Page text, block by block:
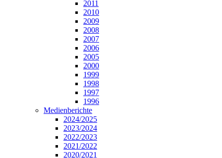
2011
2010
2009
2008
2007
2006
2005
2000
1999
1998
1997
1996
Medienberichte
2024/2025
2023/2024
2022/2023
2021/2022
2020/2021